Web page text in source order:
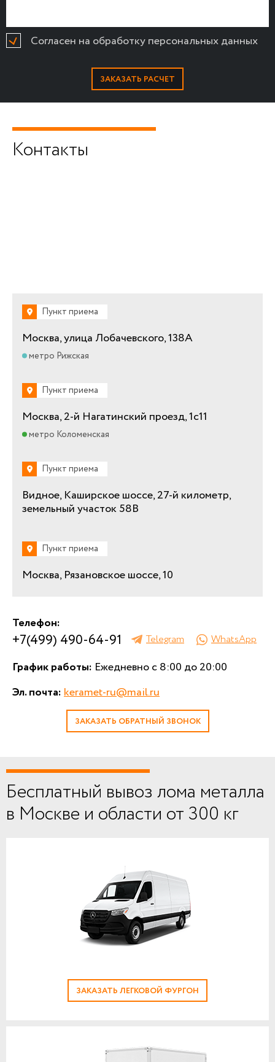
Согласен на обработку персональных данных
Контакты
Пункт приема
Москва, улица Лобачевского, 138А
метро Рижская
Пункт приема
Москва, 2-й Нагатинский проезд, 1с11
метро Коломенская
Пункт приема
Видное, Каширское шоссе, 27-й километр,
земельный участок 58В
Пункт приема
Москва, Рязановское шоссе, 10
Телефон:
+7(499) 490-64-91 Telegram WhatsApp
График работы: Ежедневно с 8:00 до 20:00
Эл. почта:keramet-ru@mail.ru
ЗАКАЗАТЬ ОБРАТНЫЙ ЗВОНОК
Бесплатный вывоз лома металла
в Москве и области от 300 кг
ЗАКАЗАТЬ ЛЕГКОВОЙ ФУРГОН